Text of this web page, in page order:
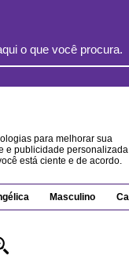
para melhorar sua
e publicidade personalizada
está ciente e de acordo.
Masculino